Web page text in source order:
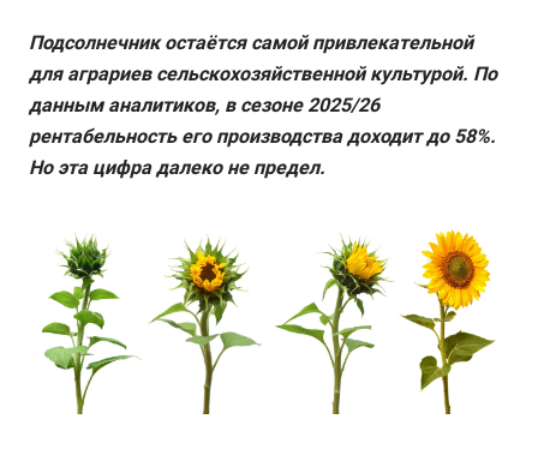
Подсолнечник остаётся самой привлекательной
для аграриев сельскохозяйственной культурой. По
данным аналитиков, в сезоне 2025/26
рентабельность его производства доходит до 58%.
Но эта цифра далеко не предел.